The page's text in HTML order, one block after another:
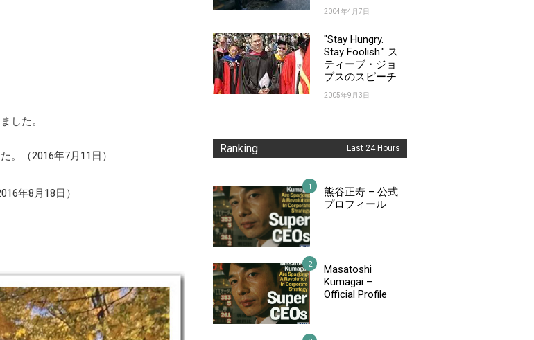
した。
。（2016年7月11日）
年8月18日）
2004年4月7日
"Stay Hungry.
Stay Foolish." ス
ティーブ・ジョ
ブスのスピーチ
2005年9月3日
Ranking Last 24 Hours
熊谷正寿 – 公式
プロフィール
Masatoshi
Kumagai –
Official Profile